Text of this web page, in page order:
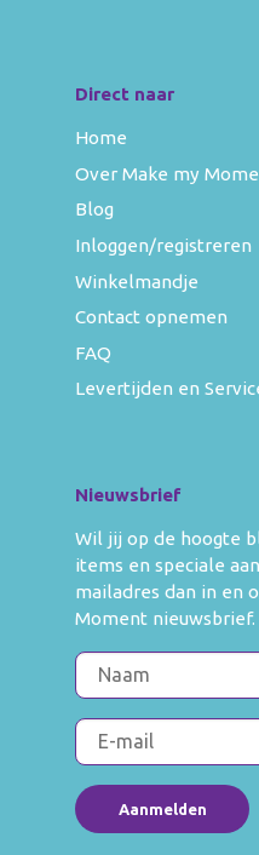
Direct naar
Home
Over Make my
Blog
Inloggen/registreren
Winkelmandje
Contact opnemen
FAQ
Levertijden en
Nieuwsbrief
Wil jij op de hoogte
items en speciale
mailadres dan in en
Moment nieuwsbrief.